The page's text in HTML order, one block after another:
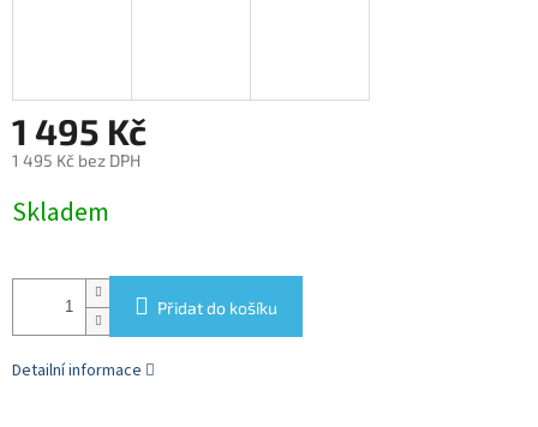
1 495 Kč
1 495 Kč bez DPH
cena:
Skladem
Přidat do košíku
Detailní informace